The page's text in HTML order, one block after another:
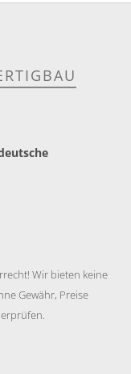
Wir bieten keine
Gewähr, Preise